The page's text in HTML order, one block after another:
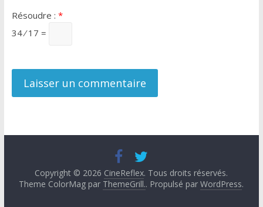
Résoudre : *
34 ⁄ 17 =
Copyright © 2026 CineReflex. Tous droits réservés.
Theme ColorMag par ThemeGrill.. Propulsé parWordPress.